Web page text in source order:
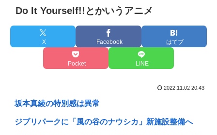
Do It Yourself!!とかいうアニメ
X Facebook はてブ
Pocket LINE
2022.11.02 20:43
坂本真綾の特別感は異常
ジブリパークに「風の谷のナウシカ」新施設整備へ